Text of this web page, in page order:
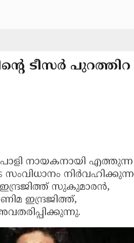
ടീസര്‍ പുറത്തിറ
നായകനായി എത്തുന്ന
സംവിധാനം നിര്‍വഹിക്കുന്ന
സുകുമാരന്‍,
ഇന്ദ്രജിത്ത്,